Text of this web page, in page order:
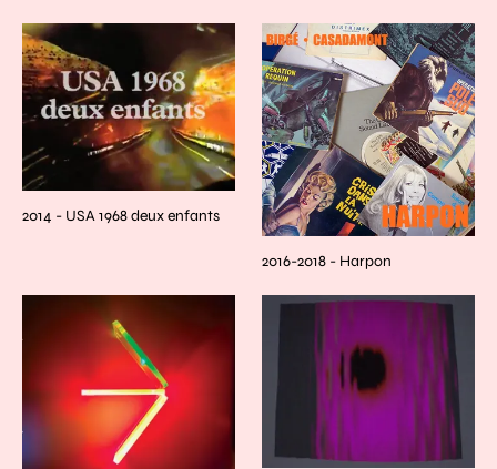
2014 - USA 1968 deux enfants
2016-2018 - Harpon